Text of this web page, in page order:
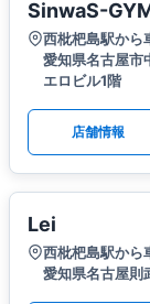
SinwaS-
西枇杷島駅から
愛知県名古屋
エロビル1階
店舗情報
Lei
西枇杷島駅から
愛知県名古屋則